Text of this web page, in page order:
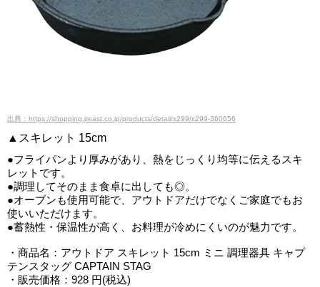
出典：https://shopping.jreast.co.jp/products/detail/s299/s299-360656
▲スキレット 15cm
●フライパンより厚みがあり、熱をじっくり均等に伝えるスキ
レットです。
●調理してそのまま食卓に出しても◎。
●オーブンも使用可能で、アウトドアだけでなくご家庭でもお
使いいただけます。
●蓄熱性・保温性が高く、お料理が冷めにくいのが魅力です。
・商品名：アウトドア スキレット 15cm ミニ 調理器具 キャプ
テンスタッグ CAPTAIN STAG
・販売価格：928 円(税込)